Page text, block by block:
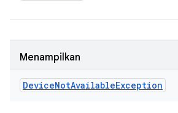
Menampilkan
DeviceNotAvailableException